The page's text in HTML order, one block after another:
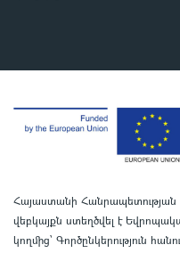
Հայաստանի
վեբկայքն ստեղծվել է
կողմից՝ Գործընկերություն